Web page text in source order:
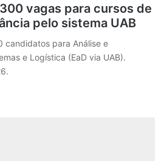
vagas para cursos de
pelo sistema UAB
candidatos para Análise e
e Logística (EaD via UAB).